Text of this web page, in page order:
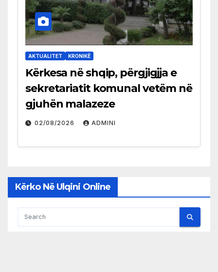
AKTUALITET KRONIKË
Kërkesa në shqip, përgjigjja e
sekretariatit komunal vetëm në
gjuhën malazeze
02/08/2026 ADMINI
Kërko Në Ulqini Online